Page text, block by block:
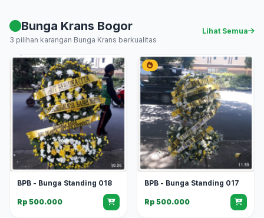
Bunga Krans Bogor
3 pilihan karangan Bunga Krans berkualitas
Lihat Semua
BPB - Bunga Standing 018
Rp 500.000
BPB - Bunga Standing 017
Rp 500.000